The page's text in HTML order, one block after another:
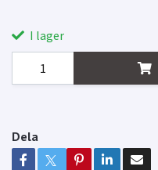
I lager
Dela